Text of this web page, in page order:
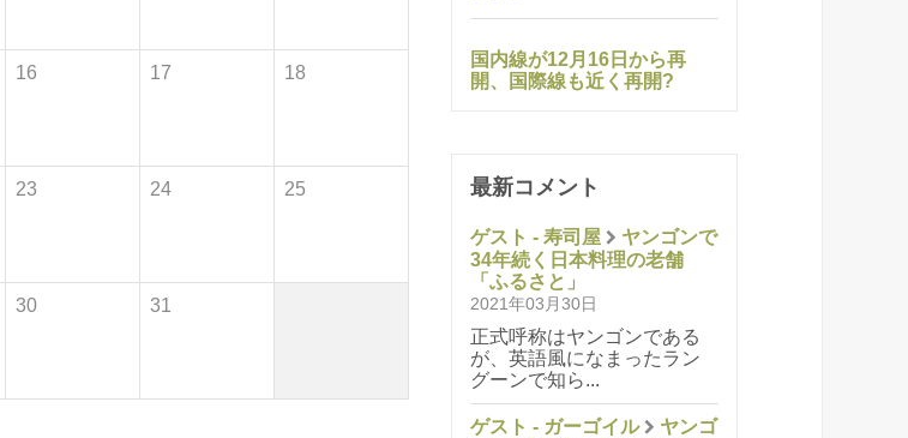
16 17 18
23 24 25
30 31
国内線が12月16日から再
開、国際線も近く再開?
最新コメント
ゲスト - 寿司屋
ヤンゴンで
34年続く日本料理の老舗
「ふるさと」
2021年03月30日
正式呼称はヤンゴンである
が、英語風になまったラン
グーンで知ら...
ゲスト - ガーゴイル
ヤンゴ